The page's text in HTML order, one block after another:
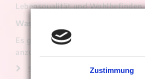
Zustimmung
Lebensqualität und Wohlbefinden.
Was sich bei der Zahnpflege im
Es geht nicht darum, alles neu zu
anzupassen. Besonders wichtig
Sanftes, aber gründliches